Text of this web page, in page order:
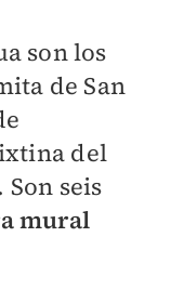
son los
de San
del
seis
mural